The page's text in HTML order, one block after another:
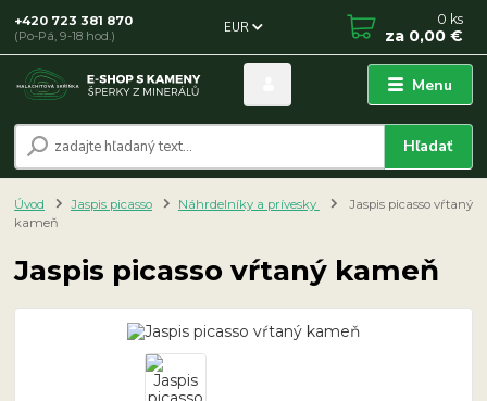
Menu
EUR
Hľadať
+420 723 381 870
(Po-Pá, 9-18 hod.)
0 ks
za 0,00 €
Úvod Jaspis picasso Náhrdelníky a prívesky
Jaspis picasso vŕtaný
kameň
Jaspis picasso vŕtaný kameň